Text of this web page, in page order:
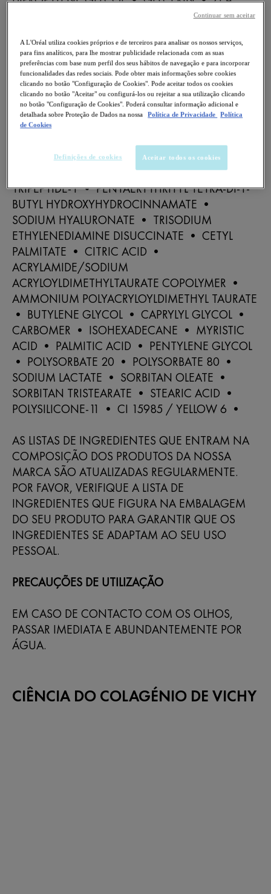
MAYS GERM OIL / CORN GERM OIL • ELAEIS
DENAT. • BUTYROSPERMUM PARKII BUTTER /
SHEA BUTTER • GLYCERYL STEARATE • PEG-
100 STEARATE • HYDROXYETHYLPIPERAZINE
ETHANE SULFONIC ACID • MYRISTYL
MYRISTATE • PRUNUS AMYGDALUS DULCIS OIL
/ SWEET ALMOND OIL • HYDROLYZED RICE
CARNOSINE • HYDROXYACETOPHENONE •
PALMITOYL TETRAPEPTIDE-7 • PALMITOYL
TRIPEPTIDE-1 • PENTAERYTHRITYL TETRA-DI-T-
BUTYL HYDROXYHYDROCINNAMATE •
SODIUM HYALURONATE • TRISODIUM
ETHYLENEDIAMINE DISUCCINATE • CETYL
PALMITATE • CITRIC ACID •
ACRYLAMIDE/SODIUM
ACRYLOYLDIMETHYLTAURATE COPOLYMER •
AMMONIUM POLYACRYLOYLDIMETHYL TAURATE
• BUTYLENE GLYCOL • CAPRYLYL GLYCOL •
CARBOMER • ISOHEXADECANE • MYRISTIC
ACID • PALMITIC ACID • PENTYLENE GLYCOL
• POLYSORBATE 20 • POLYSORBATE 80 •
SODIUM LACTATE • SORBITAN OLEATE •
SORBITAN TRISTEARATE • STEARIC ACID •
POLYSILICONE-11 • CI 15985 / YELLOW 6 •
AS LISTAS DE INGREDIENTES QUE ENTRAM NA
COMPOSIÇÃO DOS PRODUTOS DA NOSSA
MARCA SÃO ATUALIZADAS REGULARMENTE.
POR FAVOR, VERIFIQUE A LISTA DE
INGREDIENTES QUE FIGURA NA EMBALAGEM
DO SEU PRODUTO PARA GARANTIR QUE OS
INGREDIENTES SE ADAPTAM AO SEU USO
PESSOAL.
PRECAUÇÕES DE UTILIZAÇÃO
EM CASO DE CONTACTO COM OS OLHOS,
PASSAR IMEDIATA E ABUNDANTEMENTE POR
ÁGUA.
CIÊNCIA DO COLAGÉNIO DE VICHY
A L'Oréal utiliza cookies próprios e de terceiros para analisar os nossos serviços,
para fins analíticos, para lhe mostrar publicidade relacionada com as suas
preferências com base num perfil dos seus hábitos de navegação e para incorporar
funcionalidades das redes sociais. Pode obter mais informações sobre cookies
clicando no botão "Configuração de Cookies". Pode aceitar todos os cookies
clicando no botão "Aceitar" ou configurá-los ou rejeitar a sua utilização clicando
no botão "Configuração de Cookies". Poderá consultar informação adicional e
detalhada sobre Proteção de Dados na nossa
Política de Privacidade
Política
de Cookies
Definições de cookies Aceitar todos os cookies
Continuar sem aceitar